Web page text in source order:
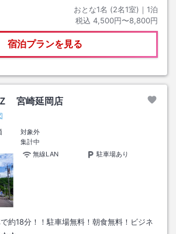
おとな1名 (2名1室)｜ 1泊
税込 4,500円〜8,800円
宿泊プランを見る
宮崎延岡店
対象外
集計中
無線LAN
駐車場あり
約18分！！駐車場無料！朝食無料！ビジネ